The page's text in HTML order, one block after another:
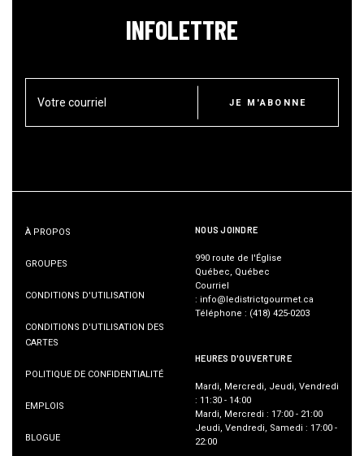
INFOLETTRE
Votre courriel JE M'ABONNE
À PROPOS
GROUPES
CONDITIONS D'UTILISATION
CONDITIONS D'UTILISATION DES
CARTES
POLITIQUE DE CONFIDENTIALITÉ
EMPLOIS
BLOGUE
NOUS JOINDRE
990 route de l'Église
Québec, Québec
Courriel
: info@ledistrictgourmet.ca
Téléphone : (418) 425-0203
HEURES D'OUVERTURE
Mardi, Mercredi, Jeudi, Vendredi
: 11:30 - 14:00
Mardi, Mercredi : 17:00 - 21:00
Jeudi, Vendredi, Samedi : 17:00 -
22:00